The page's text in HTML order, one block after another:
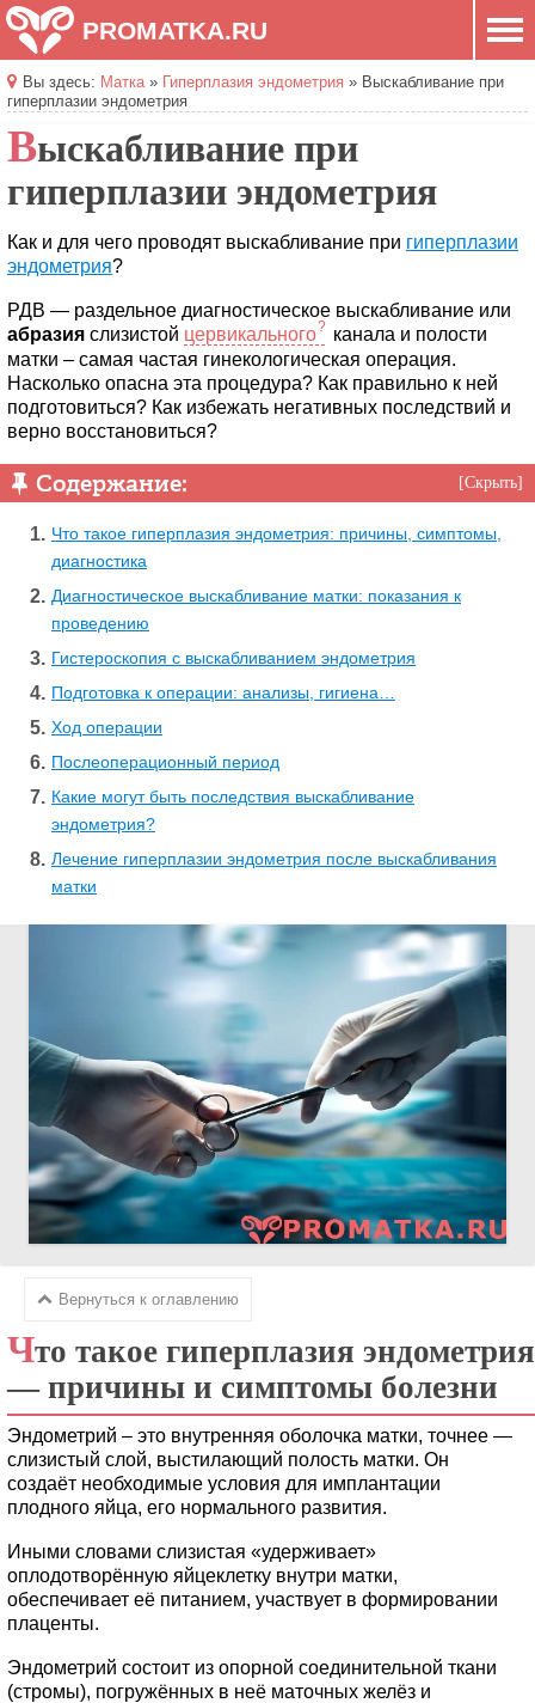
PROMATKA.RU
Вы здесь: Матка » Гиперплазия эндометрия » Выскабливание при
гиперплазии эндометрия
Выскабливание при
гиперплазии эндометрия
Как и для чего проводят выскабливание при гиперплазии
эндометрия?
РДВ — раздельное диагностическое выскабливание или
абразия слизистой цервикального
канала и полости
матки – самая частая гинекологическая операция.
Насколько опасна эта процедура? Как правильно к ней
подготовиться? Как избежать негативных последствий и
верно восстановиться?
Содержание: Скрыть
Что такое гиперплазия эндометрия: причины, симптомы,
диагностика
Диагностическое выскабливание матки: показания к
проведению
Гистероскопия с выскабливанием эндометрия
Подготовка к операции: анализы, гигиена…
Ход операции
Послеоперационный период
Какие могут быть последствия выскабливание
эндометрия?
Лечение гиперплазии эндометрия после выскабливания
матки
Вернуться к оглавлению
Что такое гиперплазия эндометрия
— причины и симптомы болезни
Эндометрий – это внутренняя оболочка матки, точнее —
слизистый слой, выстилающий полость матки. Он
создаёт необходимые условия для имплантации
плодного яйца, его нормального развития.
Иными словами слизистая «удерживает»
оплодотворённую яйцеклетку внутри матки,
обеспечивает её питанием, участвует в формировании
плаценты.
Эндометрий состоит из опорной соединительной ткани
(стромы), погружённых в неё маточных желёз и